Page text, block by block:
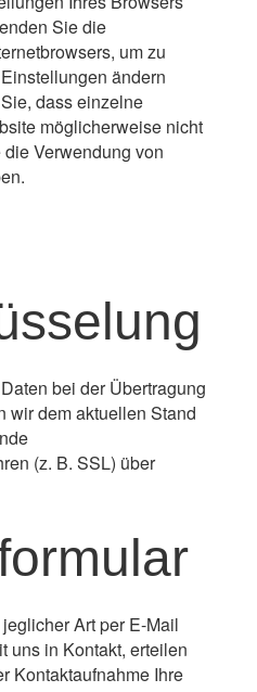
Sie die
um zu
ändern
dass einzelne
möglicherweise nicht
Verwendung von
bei der Übertragung
wir dem aktuellen Stand
(z. B. SSL) über
Art per E-Mail
uns in Kontakt, erteilen
Kontaktaufnahme Ihre